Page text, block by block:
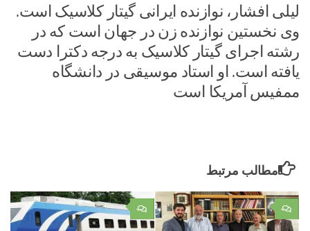
لیلی افشار، نوازنده ایرانی گیتار کلاسیک است.
وی نخستین نوازنده زن در جهان است که در
رشته اجرای گیتار کلاسیک به درجه دکترا دست
یافته‌ است. او استاد موسیقی در دانشگاه
ممفیس آمریکا است
مطالب مرتبط
۰ ۰